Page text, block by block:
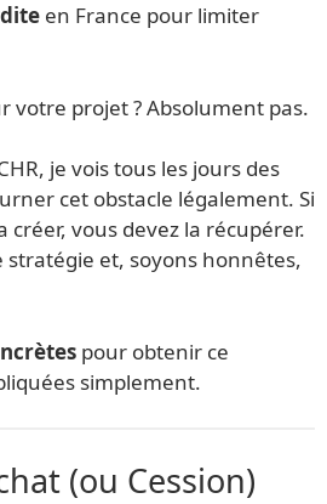
en France pour limiter
votre projet ? Absolument pas.
je vois tous les jours des
cet obstacle légalement. Si
créer, vous devez la récupérer.
stratégie et, soyons honnêtes,
pour obtenir ce
simplement.
(ou Cession)